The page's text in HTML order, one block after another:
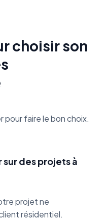
choisir son
pour faire le bon choix.
des projets à
projet ne
résidentiel.